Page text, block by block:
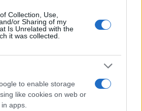
Collection, Use,
or Sharing of my
Is Unrelated with the
it was collected.
to enable storage
like cookies on web or
apps.